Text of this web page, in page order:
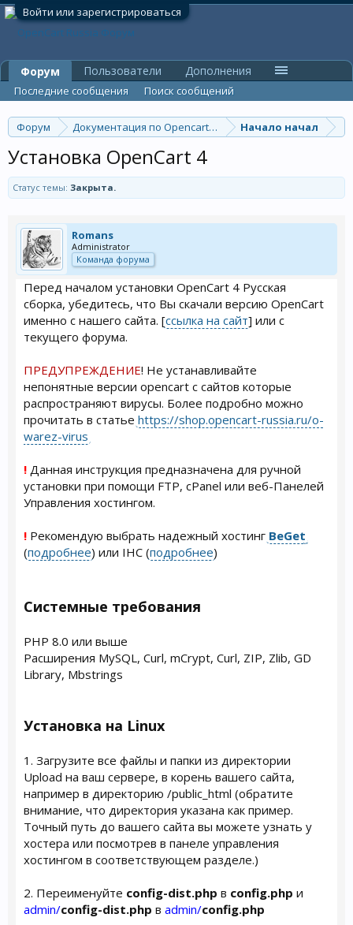
Войти или зарегистрироваться
Форум Документация по Opencart v.4x Начало начал
Установка OpenCart 4
Статус темы: Закрыта.
Romans
Administrator
Команда форума
Перед началом установки OpenCart 4 Русская
сборка, убедитесь, что Вы скачали версию OpenCart
именно с нашего сайта. [ссылка на сайт] или с
текущего форума.
ПРЕДУПРЕЖДЕНИЕ! Не устанавливайте
непонятные версии opencart с сайтов которые
распространяют вирусы. Более подробно можно
прочитать в статье https://shop.opencart-russia.ru/o-
warez-virus
! Данная инструкция предназначена для ручной
установки при помощи FTP, cPanel или веб-Панелей
Управления хостингом.
! Рекомендую выбрать надежный хостинг BeGet
(подробнее) или IHC (подробнее)
Системные требования
PHP 8.0 или выше
Расширения MySQL, Curl, mCrypt, Curl, ZIP, Zlib, GD
Library, Mbstrings
Установка на Linux
1. Загрузите все файлы и папки из директории
Upload на ваш сервере, в корень вашего сайта,
например в директорию /public_html (обратите
внимание, что директория указана как пример.
Точный путь до вашего сайта вы можете узнать у
хостера или посмотрев в панеле управления
хостингом в соответствующем разделе.)
2. Переименуйте config-dist.php в config.php и
admin/config-dist.php в admin/config.php
Форум
Последние сообщения Поиск сообщений
Пользователи Дополнения